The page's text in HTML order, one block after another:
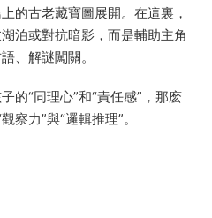
的古老藏寶圖展開。在這裏，
泊或對抗暗影，而是輔助主角
、解謎闖關。
的“同理心”和“責任感”，那麽
察力”與“邏輯推理”。